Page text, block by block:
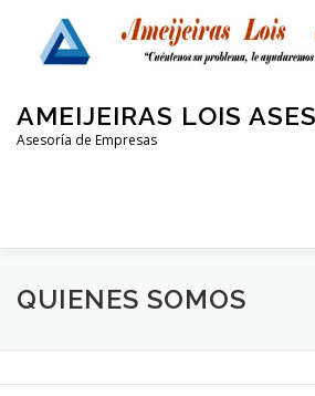
contenido
AMEIJEIRAS LOIS
Asesoría de Empresas
QUIENES SOMOS LABORAL Y
QUIENES SOMOS